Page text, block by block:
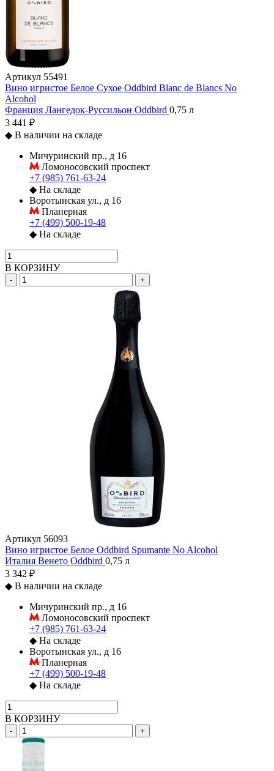
Артикул 55491
Вино игристое Белое Сухое Oddbird Blanc de Blancs No
Alcohol
Франция Лангедок-Руссильон Oddbird 0,75 л
3 441 ₽
◆ В наличии на складе
Мичуринский пр., д 16
Ломоносовский проспект
+7 (985) 761-63-24
◆ На складе
Воротынская ул., д 16
Планерная
+7 (499) 500-19-48
◆ На складе
В КОРЗИНУ
- +
Артикул 56093
Вино игристое Белое Oddbird Spumante No Alcohol
Италия Венето Oddbird 0,75 л
3 342 ₽
◆ В наличии на складе
Мичуринский пр., д 16
Ломоносовский проспект
+7 (985) 761-63-24
◆ На складе
Воротынская ул., д 16
Планерная
+7 (499) 500-19-48
◆ На складе
В КОРЗИНУ
- +